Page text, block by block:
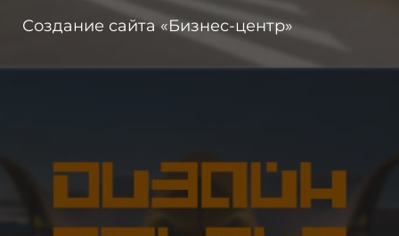
Создание сайта «Бизнес-центр»